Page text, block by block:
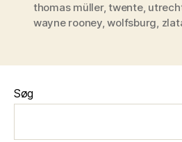
thomas müller,twente,
wayne rooney,wolfsburg,
Søg